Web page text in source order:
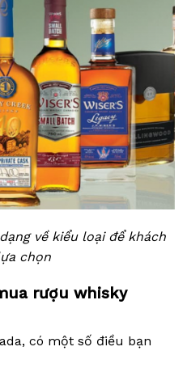
về kiểu loại để khách
chọn
rượu whisky
có một số điều bạn